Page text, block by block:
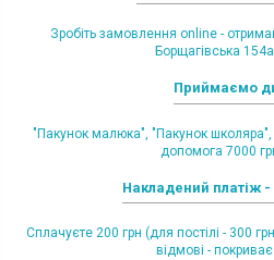
Зробіть замовлення online -
Борщагівська
Приймаємо
"Пакунок малюка", "Пакунок
допомога 7000
Накладений платіж -
Сплачуєте 200 грн (для постілі - 300
відмові -